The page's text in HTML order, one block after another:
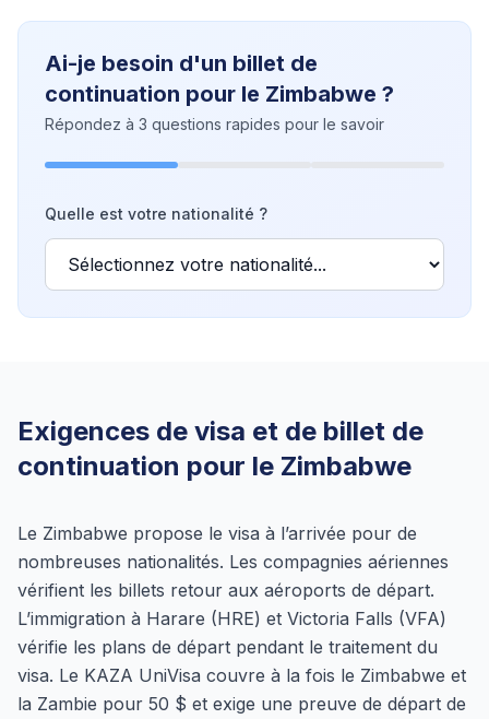
Ai-je besoin d'un billet de
continuation pour le Zimbabwe ?
Répondez à 3 questions rapides pour le savoir
Quelle est votre nationalité ?
Exigences de visa et de billet de
continuation pour le Zimbabwe
Le Zimbabwe propose le visa à l’arrivée pour de
nombreuses nationalités. Les compagnies aériennes
vérifient les billets retour aux aéroports de départ.
L’immigration à Harare (HRE) et Victoria Falls (VFA)
vérifie les plans de départ pendant le traitement du
visa. Le KAZA UniVisa couvre à la fois le Zimbabwe et
la Zambie pour 50 $ et exige une preuve de départ de